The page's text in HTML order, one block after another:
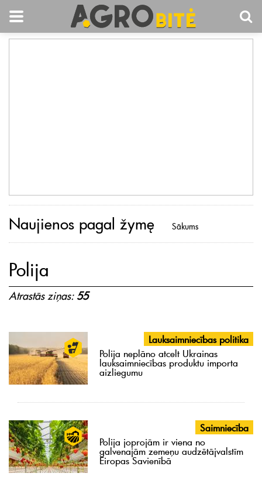
Naujienos pagal žymę Sākums
Polija
Atrastās ziņas: 55
Lauksaimniecības politika
Polija neplāno atcelt Ukrainas
lauksaimniecības produktu importa
aizliegumu
Saimniecība
Polija joprojām ir viena no
galvenajām zemeņu audzētājvalstīm
Eiropas Savienībā